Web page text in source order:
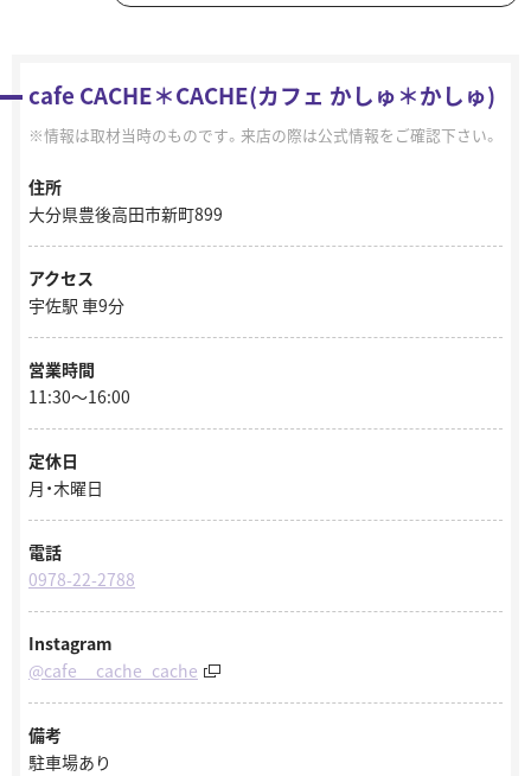
cafe CACHE＊CACHE(カフェ かしゅ＊かしゅ)
情報は取材当時のものです。来店の際は公式情報をご確認下さい。
住所
大分県豊後高田市新町899
アクセス
宇佐駅 車9分
営業時間
11:30～16:00
定休日
月・木曜日
電話
0978-22-2788
Instagram
@cafe__cache_cache
備考
駐車場あり